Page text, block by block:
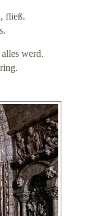
fließ.
werd.